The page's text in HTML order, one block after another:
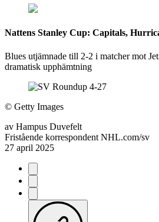
Nattens Stanley Cup: Capitals,
Blues utjämnade till 2-2 i matcher mot
dramatisk upphämtning
© Getty Images
av Hampus Duvefelt
Fristående korrespondent NHL.com/sv
27 april 2025